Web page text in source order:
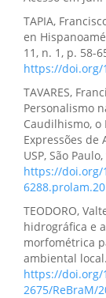
TAPIA,
en
11, n. 1, p. 58-
https://doi.org/
TAVARES,
Personalismo
Caudilhismo, o
Expressões de
USP, São
https://doi.org/
TEODORO,
hidrográfica e
morfométrica
ambiental
https://doi.org/
2675/ReBraM/